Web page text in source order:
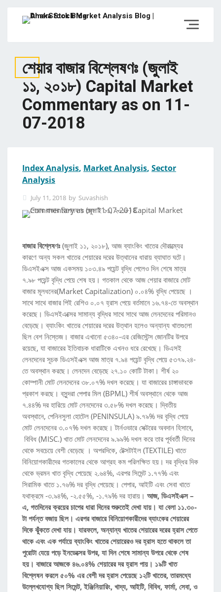
শেয়ার বাজার বিশ্লেষণঃ (জুলাই
১১, ২০১৮) Capital Market
Commentary as on 11-
07-2018
Index Analysis, Market Analysis, Sector
Analysis
July 11, 2018 by Suvashish
বাজার বিশ্লেষণঃ (জুলাই ১১, ২০১৮), আজ ব্যাংকিং খাতের দৌরাত্ম্যের
কারণে অন্য সকল খাতের শেয়ারের দরের উত্থানের ধারায় ব্যাঘাত ঘটে।
ডিএসইএক্স আজ একসময় ১০৩.৪৯ পয়েন্ট বৃদ্ধি পেলেও দিন শেষে মাত্র
৭.৯৮ পয়েন্ট বৃদ্ধি পেয়ে শেষ হয়। গতকাল থেকে আজ শেয়ার বাজারে মোট
বাজার মূলধনের(Market Capitalization) ০.০৪% বৃদ্ধি পেয়েছে ।
সাথে সাথে বাজার পিই রেশিও ০.০৭ হ্রাস পেয়ে বর্তমানে ১৬.৭৪-তে অবস্থান
করেছে। ডিএসইএক্সের সামান্য বৃদ্ধির সাথে সাথে আজ লেনদেনের পরিমানও
বেড়েছে। ব্যাংকিং খাতের শেয়ারের দরের উত্থান হলেও অন্যান্য খাতগুলো
ছিল বেশ নিস্তেজ। বাজার এখানো ৫৩৪০-এর রেজিস্টেন্স জোনটির উপরে
রয়েছে, যা বাজারের ইতিবাচক ধারাটিকে এখনও ধরে রেখেছে। ডিএসই
লেনদেনের সূচক ডিএসইএক্স আজ মাত্র ৭.৯৪ পয়েন্ট বৃদ্ধি পেয়ে ৫৩৭৯.২৪-
তে অবস্থান করছে। লেনদেন বেড়েছে ২৭.১০ কোটি টাকা। শীর্ষ ২০
কোম্পানী মোট লেনদেনের ৩৮.০৭% দখল করেছে। যা বাজারের চাঙ্গাভাবকে
প্রকাশ করছে। বসুন্দরা পেপার মিল (BPML) শীর্ষ অবস্থানে থেকে আজ
৭.৪৪% দর হারিয়ে মোট লেনদেনের ৩.৫৮% দখল করেছে। দ্বিতীয়
অবস্থানে, পেনিনসুলা হোটেল (PENINSULA) ৯.৭৯% দর বৃদ্ধি পেয়ে
মোট লেনদেনের ৩.০৭% দখল করেছে। টার্নওভারে সেক্টরের অবদান হিসাবে,
বিবিধ (MISC.) খাত মোট লেনদেনের ৯.৯৯% দখল করে তার পূর্ববর্তী দিনের
থেকে সবচেয়ে বেশী বেড়েছে । অপরদিকে, টেক্সটাইল (TEXTILE) খাতে
বিনিয়োগকারীদের গতকালের থেকে আগ্রহ কম পরিলক্ষিত হয়। দর বৃদ্ধির দিক
থেকে ভ্রমন খাত বৃদ্ধি পেয়েছে ২.৬৪%, এরপর সিমেন্ট ১.৭৭% এবং
সিরামিক খাতে ১.৭৬% দর বৃদ্ধি পেয়েছে। পেপার, আইটি এবং সেবা খাতে
যথাক্রমে -৩.৯৪%, -২.৫৫%, -১.৭৯% দর হারায়। আজ, ডিএসইএক্স –
এ, গতদিনের ক্রয়ের চাপের ধারা দিনের শুরুতেই দেখা যায়। যা বেলা ১১.৩০-
টা পর্যন্ত বজায় ছিল। এরপর বাজারে বিনিয়োগকারীদের ব্যাংকের শেয়ারের
দিকে ঝুঁকতে দেখা যায়। যারফলে, অন্যান্য খাতের শেয়ারের দরের হ্রাস পেতে
থাকে এবং এক পর্যায়ে ব্যাংকিং খাতের শেয়ারেরও দর হ্রাস হতে থাকলে তা
পুরোটা যেয়ে পড়ে ইনডেক্সের উপর, যা দিন শেষে সামান্য উপরে থেকে শেষ
হয়। বাজারে আজকে ৪৬.০৪% শেয়ারের দর হ্রাস পায়। ১৯টি খাত
বিশ্লেষন করলে ৫০% এর বেশী দর হ্রাস পেয়েছে ১২টি খাতের, তারমধ্যে
উল্লেখযোগ্য ছিল সিমেন্ট, ইঞ্জিনিয়ারিং, খাদ্য, আইটি, বিবিধ, ফার্মা, সেবা, ও